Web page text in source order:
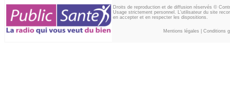
Droits de reproduction et de diffusion réservés ©
Usage strictement personnel. L'utilisateur du site
en accepter et en respecter les dispositions.
Mentions légales Conditions